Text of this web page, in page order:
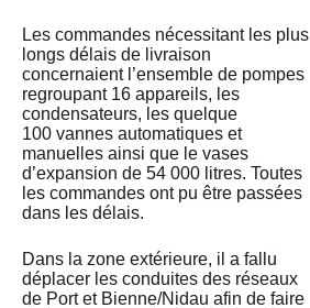
Les commandes nécessitant les plus
longs délais de livraison
concernaient l’ensemble de pompes
regroupant 16 appareils, les
condensateurs, les quelque
100 vannes automatiques et
manuelles ainsi que le vases
d’expansion de 54 000 litres. Toutes
les commandes ont pu être passées
dans les délais.
Dans la zone extérieure, il a fallu
déplacer les conduites des réseaux
de Port et Bienne/Nidau afin de faire